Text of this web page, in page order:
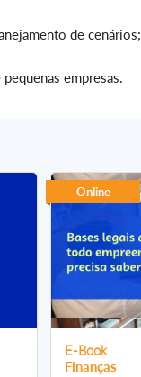
de cenários;
empresas.
Online
E-Book
Finanças